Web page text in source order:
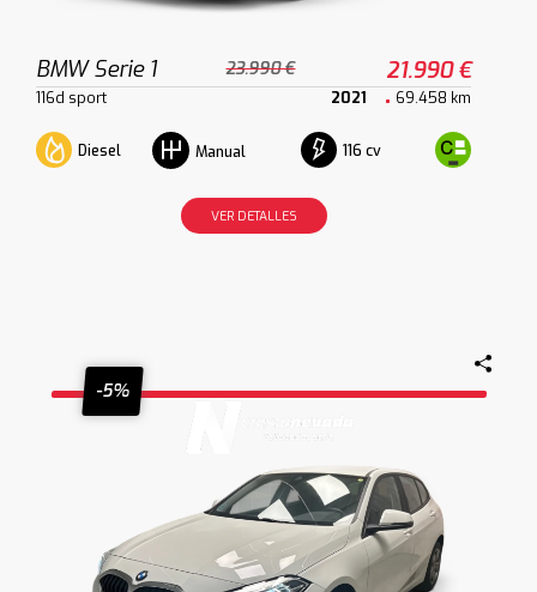
BMW Serie 1 23.990 € 21.990 €
116d sport 2021 69.458 km
Diesel Manual 116 cv
VER DETALLES
-5%